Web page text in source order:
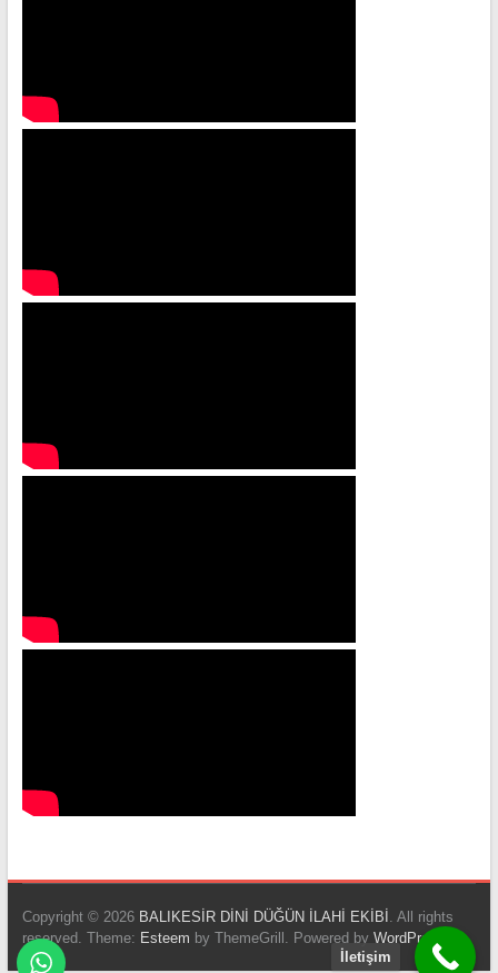
Copyright © 2026 BALIKESİR DİNİ DÜĞÜN İLAHİ EKİBİ . All rights
reserved. Theme: Esteem by ThemeGrill. Powered by WordPress
İletişim